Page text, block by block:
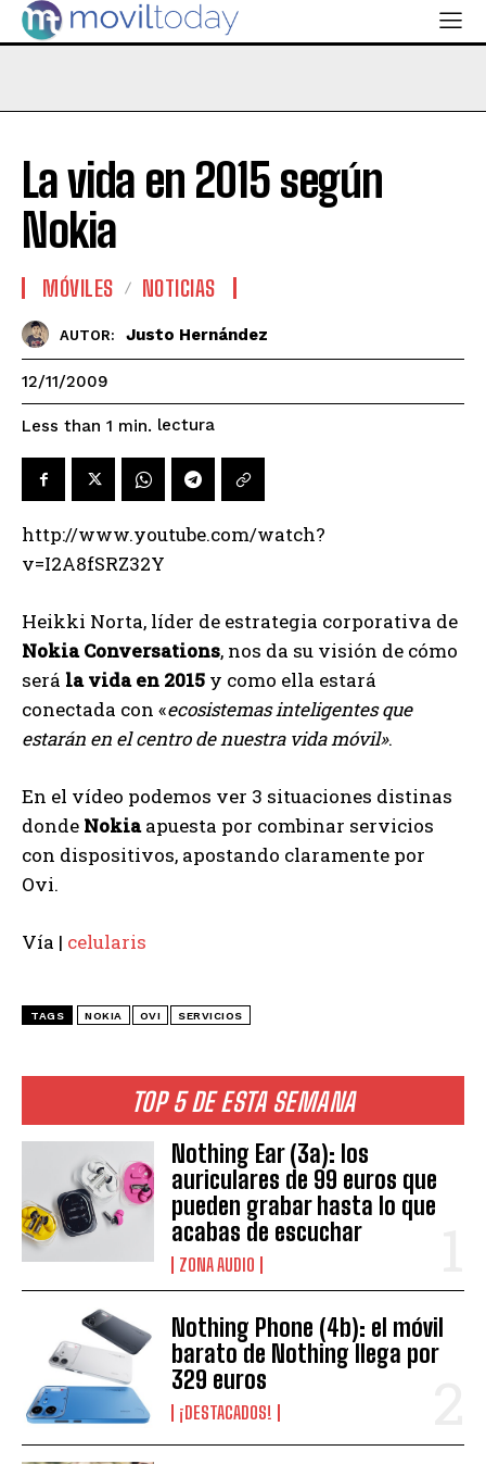
TOP 5 DE ESTA SEMANA
Nothing Ear (3a): los
auriculares de 99 euros que
pueden grabar hasta lo que
acabas de escuchar
ZONA AUDIO
Nothing Phone (4b): el móvil
barato de Nothing llega por
329 euros
¡DESTACADOS!
La vida en 2015 según
Nokia
MÓVILES NOTICIAS
AUTOR: Justo Hernández
12/11/2009
Less than 1 min. lectura
http://www.youtube.com/watch?
v=I2A8fSRZ32Y
Heikki Norta, líder de estrategia corporativa de
Nokia Conversations, nos da su visión de cómo
será la vida en 2015 y como ella estará
conectada con «ecosistemas inteligentes que
estarán en el centro de nuestra vida móvil».
En el vídeo podemos ver 3 situaciones distinas
donde Nokiaapuesta por combinar servicios
con dispositivos, apostando claramente por
Ovi.
Vía | celularis
TAGS NOKIA OVI SERVICIOS